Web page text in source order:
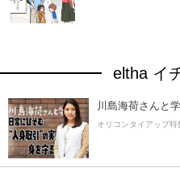
eltha イ
川島海荷さんと
オリコンタイアップ特